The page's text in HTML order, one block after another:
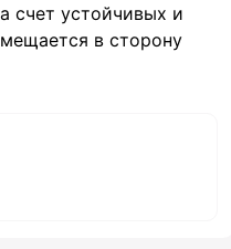
счет устойчивых и
в сторону